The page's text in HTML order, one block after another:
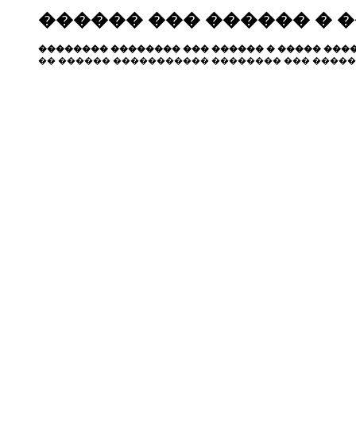
������ ��� ������ �
�������� �������� ��� ������ � �����
�� ������ ����������� �������� ���